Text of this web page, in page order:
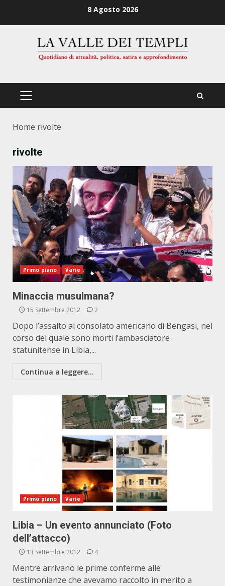
8 Agosto 2026
PRIMÄRES
Home rivolte
rivolte
Primo piano Varie
Minaccia musulmana?
15 Settembre 2012 2
Dopo l’assalto al consolato americano di Bengasi, nel
corso del quale sono morti l’ambasciatore
statunitense in Libia,...
Continua a leggere...
Primo piano Varie
Libia – Un evento annunciato (Foto
dell’attacco)
13 Settembre 2012 4
Mentre arrivano le prime conferme alle
testimonianze che avevamo raccolto in merito a